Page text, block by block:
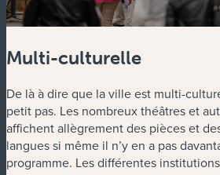
Multi-culturelle
De là à dire que la ville est multi-
petit pas. Les nombreux théâtres et
affichent allègrement des pièces et
langues si même il n’y en a pas
programme. Les différentes